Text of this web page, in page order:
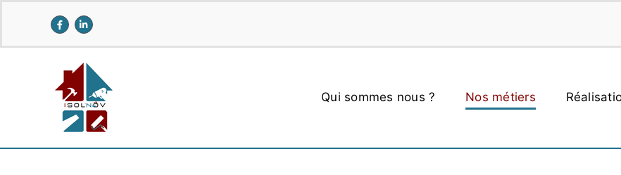
contenu
Qui sommes nous ? Nos métiers